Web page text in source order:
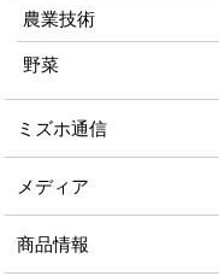
農業技術
野菜
ミズホ通信
メディア
商品情報